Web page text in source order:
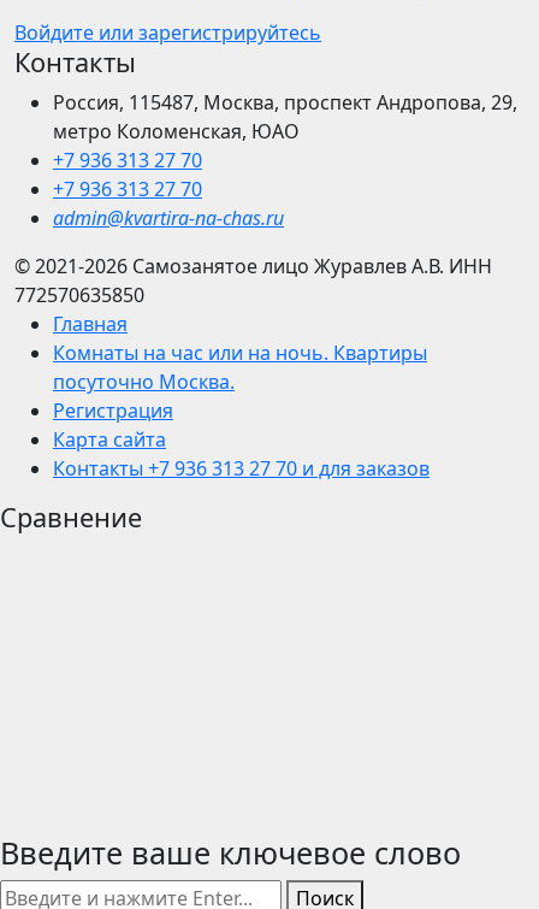
Войдите или зарегистрируйтесь
Контакты
Россия, 115487, Москва, проспект Андропова, 29,
метро Коломенская, ЮАО
+7 936 313 27 70
+7 936 313 27 70
admin@kvartira-na-chas.ru
© 2021-2026 Самозанятое лицо Журавлев А.В. ИНН
772570635850
Главная
Комнаты на час или на ночь. Квартиры
посуточно Москва.
Регистрация
Карта сайта
Контакты +7 936 313 27 70 и для заказов
Сравнение
Введите ваше ключевое слово
Поиск